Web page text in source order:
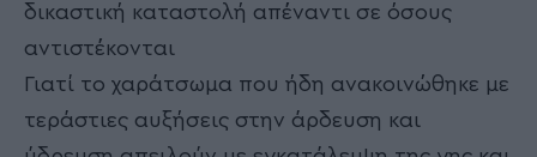
δικαστική καταστολή απέναντι σε όσους
αντιστέκονται
Γιατί το χαράτσωμα που ήδη ανακοινώθηκε με
τεράστιες αυξήσεις στην άρδευση και